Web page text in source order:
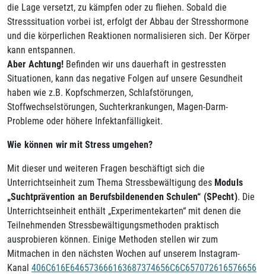
die Lage versetzt, zu kämpfen oder zu fliehen. Sobald die
Stresssituation vorbei ist, erfolgt der Abbau der Stresshormone
und die körperlichen Reaktionen normalisieren sich. Der Körper
kann entspannen.
Aber Achtung! Befinden wir uns dauerhaft in gestressten
Situationen, kann das negative Folgen auf unsere Gesundheit
haben wie z.B. Kopfschmerzen, Schlafstörungen,
Stoffwechselstörungen, Suchterkrankungen, Magen-Darm-
Probleme oder höhere Infektanfälligkeit.
Wie können wir mit Stress umgehen?
Mit dieser und weiteren Fragen beschäftigt sich die
Unterrichtseinheit zum Thema Stressbewältigung des Moduls
„Suchtprävention an Berufsbildenenden Schulen“ (SPecht). Die
Unterrichtseinheit enthält „Experimentekarten“ mit denen die
Teilnehmenden Stressbewältigungsmethoden praktisch
ausprobieren können. Einige Methoden stellen wir zum
Mitmachen in den nächsten Wochen auf unserem Instagram-
Kanal 406C616E646573666163687374656C6C657072616576656